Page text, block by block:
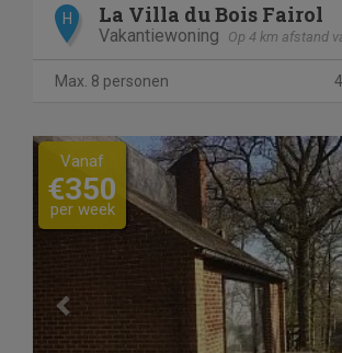
H La Villa du Bois Fairol
Vakantiewoning Op 4 km afstand
Max. 8 personen
Previous
Vanaf
€350
per week